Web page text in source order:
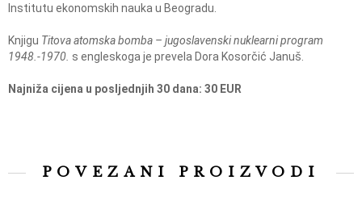
Institutu ekonomskih nauka u Beogradu.
Knjigu Titova atomska bomba – jugoslavenski nuklearni program
1948.-1970. s engleskoga je prevela Dora Kosorčić Januš.
Najniža cijena u posljednjih 30 dana: 30 EUR
POVEZANI PROIZVODI